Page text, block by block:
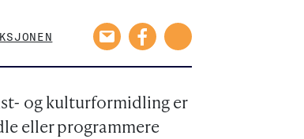
og kulturformidling er
eller programmere